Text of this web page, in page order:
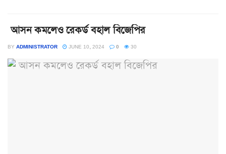
আসন কমলেও রেকর্ড বহাল বিজেপির
BY ADMINISTRATOR JUNE 10, 2024 0 30